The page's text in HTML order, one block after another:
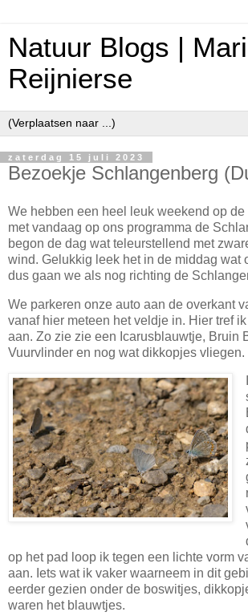
Natuur Blogs |
Reijnierse
zaterdag 15 juli 2023
Bezoekje Schlangenberg
We hebben een heel leuk weekend op
met vandaag op ons programma de
begon de dag wat teleurstellend met
wind. Gelukkig leek het in de middag wat
dus gaan we als nog richting de
We parkeren onze auto aan de overkant
vanaf hier meteen het veldje in. Hier tref
aan. Zo zie zie een Icarusblauwtje, Bruin
Vuurvlinder en nog wat dikkopjes vliegen.
op het pad loop ik tegen een lichte vorm
aan. Iets wat ik vaker waarneem in dit
eerder gezien onder de boswitjes,
waren het blauwtjes.